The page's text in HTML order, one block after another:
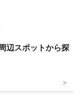
辺スポットから探